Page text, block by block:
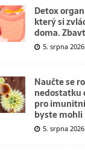
Detox
který si
doma.
5. srpna 2026
Naučte se
nedostatku
pro
byste
5. srpna 2026